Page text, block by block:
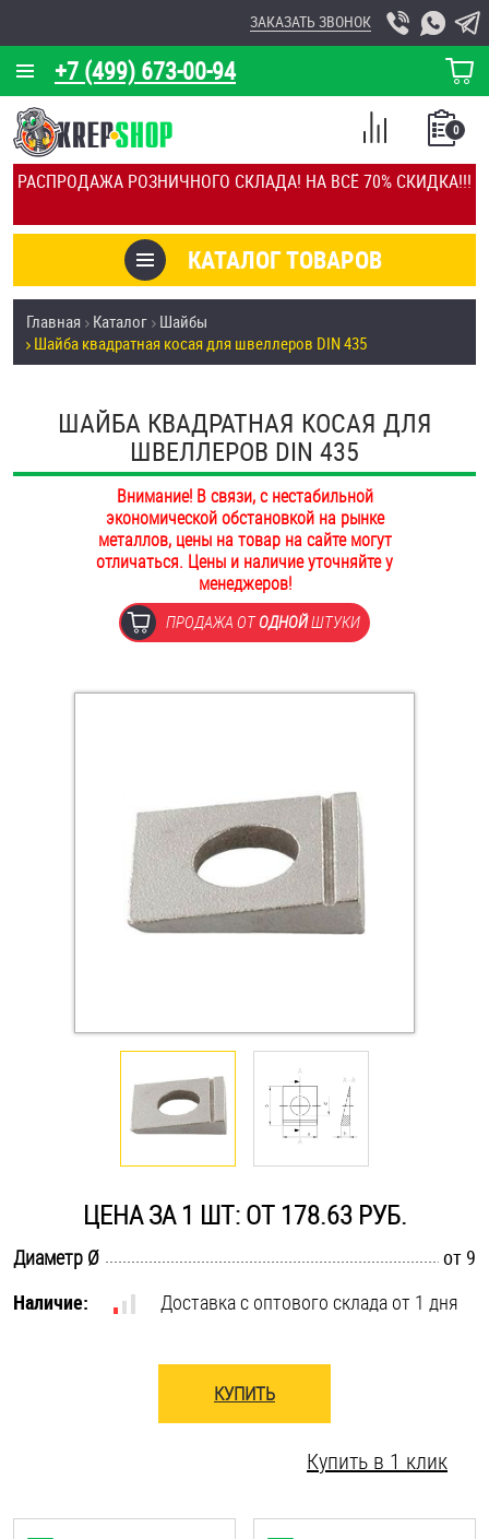
РАСПРОДАЖА РОЗНИЧНОГО СКЛАДА! НА ВСЁ 70% СКИДКА!!!
+7 (499) 673-00-94
ЗАКАЗАТЬ ЗВОНОК
КОРЗИНА
О КОМПАНИИ
КАЛЬКУЛЯТОР
ОТЗЫВЫ
УСЛУГИ
СКИДКИ
ОПТ
ПОКУПАТЕЛЯМ
ОПЛАТА И ДОСТАВКА
НАШИ МАГАЗИНЫ
КАТАЛОГ ТОВАРОВ
0
СПИСОК
СРАВНЕНИЕ
Товары со скидкой
Анкеры
Антивандальный крепёж, инструмент
Болты и винты
Втулки
Дюймовый крепёж
Инструмент
Крюки, кольца с метрической резьбой
Оснастка и аксессуары для яхт
Стопорные кольца
Такелаж
Главная Каталог Шайбы
Шайба квадратная косая для швеллеров DIN 435
ШАЙБА КВАДРАТНАЯ КОСАЯ ДЛЯ
ШВЕЛЛЕРОВ DIN 435
Внимание! В связи, с нестабильной
экономической обстановкой на рынке
металлов, цены на товар на сайте могут
отличаться. Цены и наличие уточняйте у
менеджеров!
ПРОДАЖА ОТОДНОЙШТУКИ
ЦЕНА ЗА 1 ШТ: ОТ 178.63 РУБ.
Диаметр Ø
от 9
Наличие:
Доставка с оптового склада от 1 дня
КУПИТЬ
Купить в 1 клик